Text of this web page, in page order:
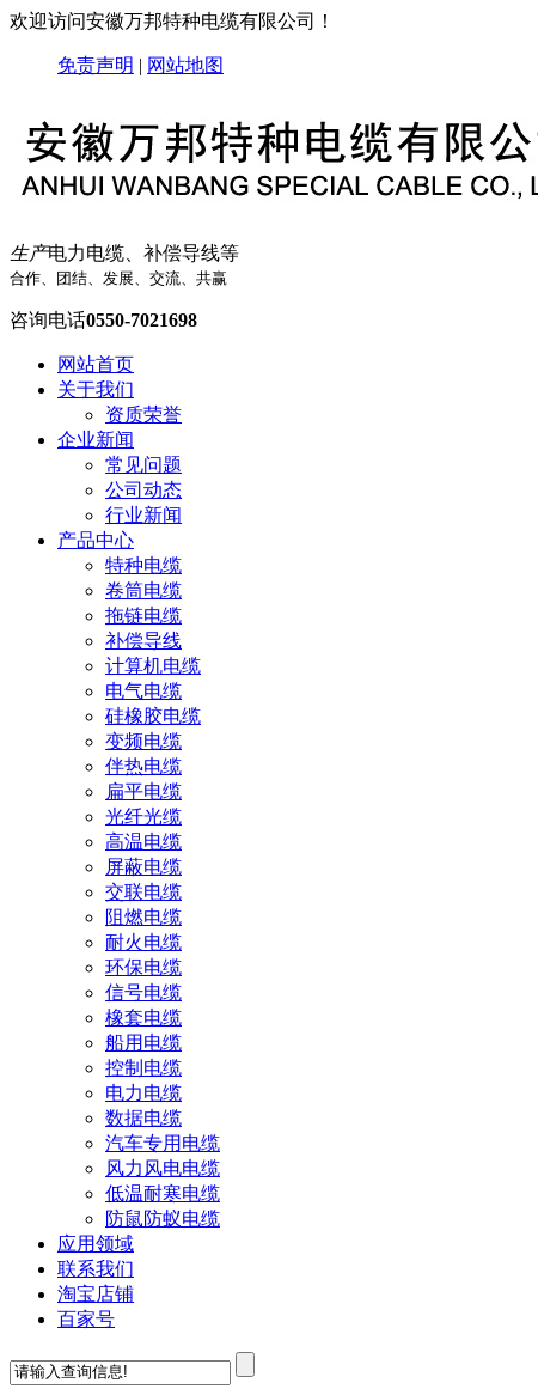
欢迎访问安徽万邦特种电缆有限公司！
免责声明 | 网站地图
生产电力电缆、补偿导线等
合作、团结、发展、交流、共赢
咨询电话0550-7021698
网站首页
关于我们
资质荣誉
企业新闻
常见问题
公司动态
行业新闻
产品中心
特种电缆
卷筒电缆
拖链电缆
补偿导线
计算机电缆
电气电缆
硅橡胶电缆
变频电缆
伴热电缆
扁平电缆
光纤光缆
高温电缆
屏蔽电缆
交联电缆
阻燃电缆
耐火电缆
环保电缆
信号电缆
橡套电缆
船用电缆
控制电缆
电力电缆
数据电缆
汽车专用电缆
风力风电电缆
低温耐寒电缆
防鼠防蚁电缆
应用领域
联系我们
淘宝店铺
百家号